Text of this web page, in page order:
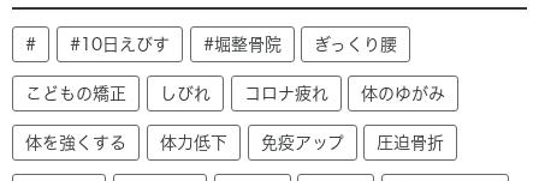
# #10日えびす #堀整骨院 ぎっくり腰
こどもの矯正 しびれ コロナ疲れ 体のゆがみ
体を強くする 体力低下 免疫アップ 圧迫骨折